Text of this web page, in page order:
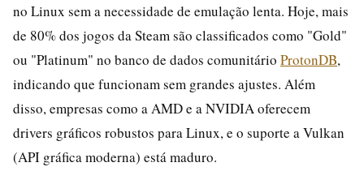
no Linux sem a necessidade de emulação lenta. Hoje, mais
de 80% dos jogos da Steam são classificados como "Gold"
ou "Platinum" no banco de dados comunitário ProtonDB,
indicando que funcionam sem grandes ajustes. Além
disso, empresas como a AMD e a NVIDIA oferecem
drivers gráficos robustos para Linux, e o suporte a Vulkan
(API gráfica moderna) está maduro.